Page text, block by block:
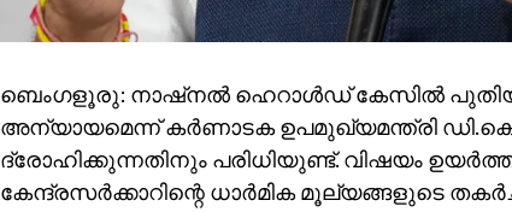
ബെംഗളൂരു: നാഷ്നൽ ഹെറാൾഡ് കേസിൽ
അന്യായമെന്ന് കർണാടക ഉപമുഖ്യമന്ത്രി
ദ്രോഹിക്കുന്നതിനും പരിധിയുണ്ട്. വിഷയം
കേന്ദ്രസർക്കാറിന്റെ ധാർമിക മൂല്യങ്ങളുടെ